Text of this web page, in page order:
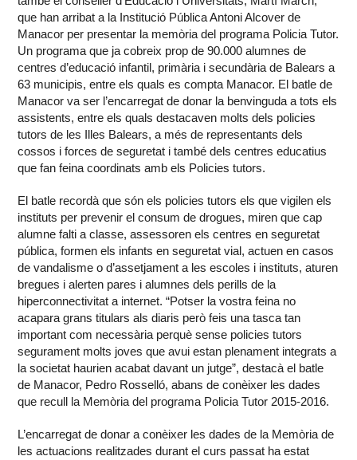
que han arribat a la Institució Pública Antoni Alcover de
Manacor per presentar la memòria del programa Policia Tutor.
Un programa que ja cobreix prop de 90.000 alumnes de
centres d’educació infantil, primària i secundària de Balears a
63 municipis, entre els quals es compta Manacor. El batle de
Manacor va ser l’encarregat de donar la benvinguda a tots els
assistents, entre els quals destacaven molts dels policies
tutors de les Illes Balears, a més de representants dels
cossos i forces de seguretat i també dels centres educatius
que fan feina coordinats amb els Policies tutors.
El batle recordà que són els policies tutors els que vigilen els
instituts per prevenir el consum de drogues, miren que cap
alumne falti a classe, assessoren els centres en seguretat
pública, formen els infants en seguretat vial, actuen en casos
de vandalisme o d’assetjament a les escoles i instituts, aturen
bregues i alerten pares i alumnes dels perills de la
hiperconnectivitat a internet. “Potser la vostra feina no
acapara grans titulars als diaris però feis una tasca tan
important com necessària perquè sense policies tutors
segurament molts joves que avui estan plenament integrats a
la societat haurien acabat davant un jutge”, destacà el batle
de Manacor, Pedro Rosselló, abans de conèixer les dades
que recull la Memòria del programa Policia Tutor 2015-2016.
L’encarregat de donar a conèixer les dades de la Memòria de
les actuacions realitzades durant el curs passat ha estat